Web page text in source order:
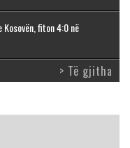
fiton 4:0 në
> Të gjitha